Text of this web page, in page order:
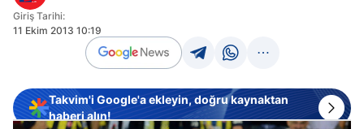
Giriş Tarihi:
11 Ekim 2013 10:19
Takvim'i Google'a ekleyin, doğru kaynaktan
haberi alın!